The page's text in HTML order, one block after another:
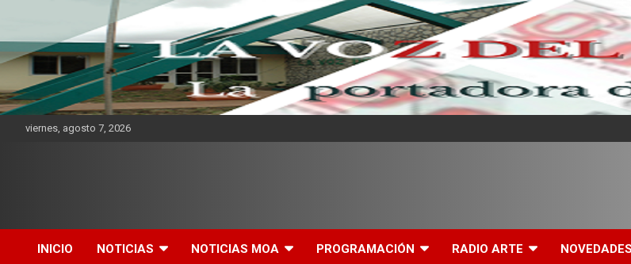
viernes, agosto 7, 2026
Mensaje
INICIO NOTICIAS NOTICIAS MOA PROGRAMACIÓN RADIO ARTE NOVEDADES